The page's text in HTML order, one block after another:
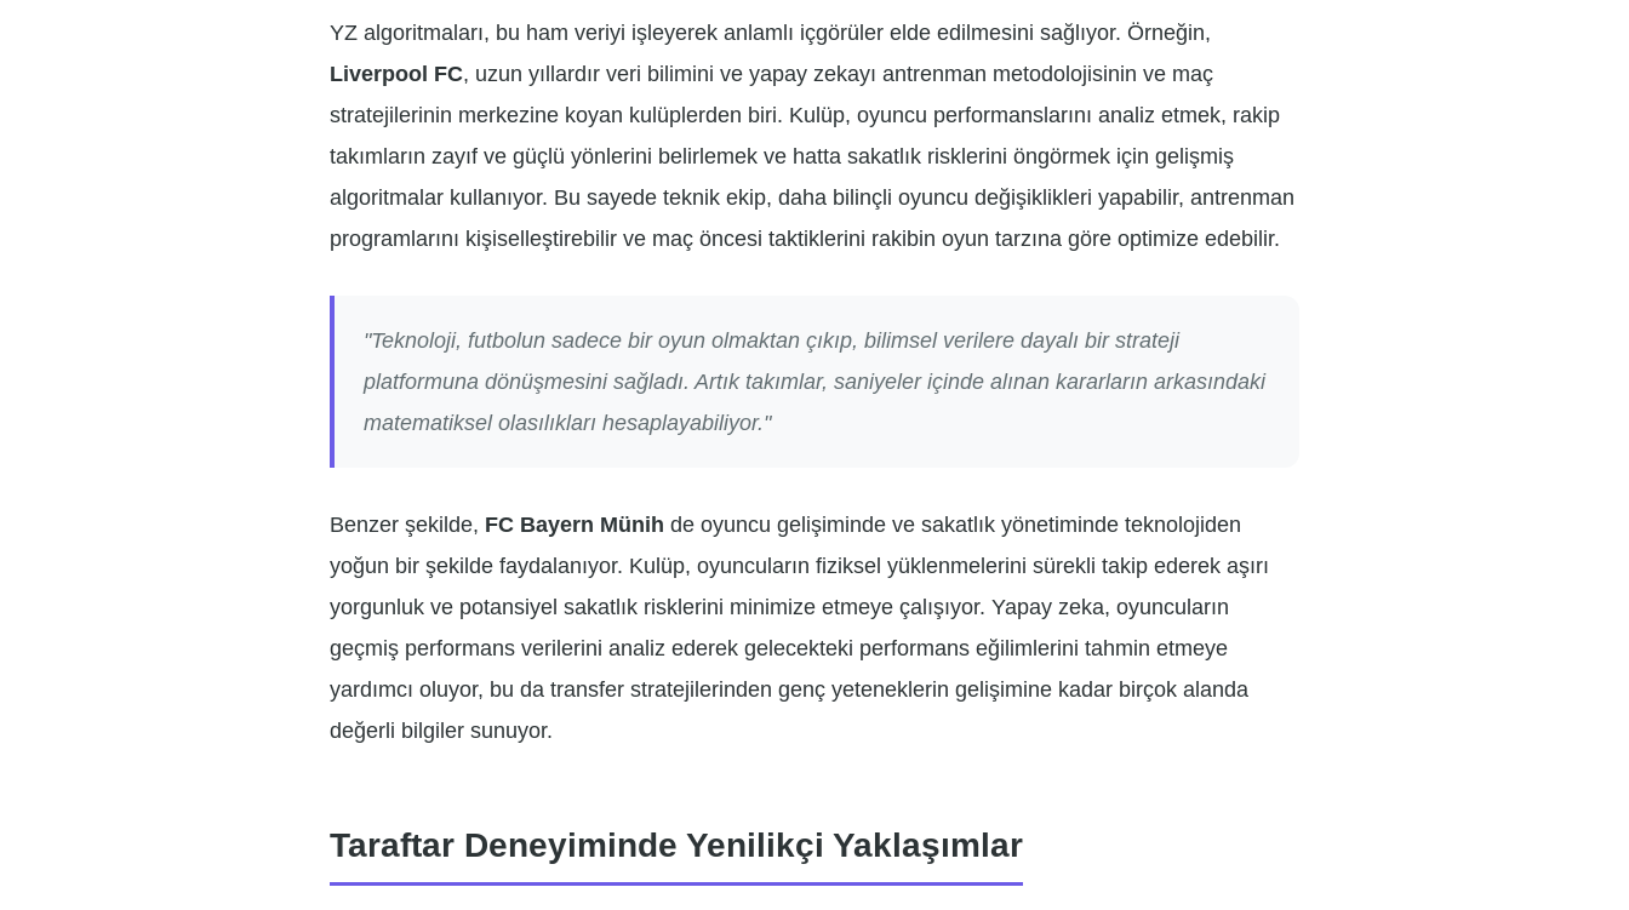
YZ algoritmaları, bu ham veriyi işleyerek anlamlı içgörüler elde edilmesini sağlıyor. Örneğin,
Liverpool FC, uzun yıllardır veri bilimini ve yapay zekayı antrenman metodolojisinin ve maç
stratejilerinin merkezine koyan kulüplerden biri. Kulüp, oyuncu performanslarını analiz etmek, rakip
takımların zayıf ve güçlü yönlerini belirlemek ve hatta sakatlık risklerini öngörmek için gelişmiş
algoritmalar kullanıyor. Bu sayede teknik ekip, daha bilinçli oyuncu değişiklikleri yapabilir, antrenman
programlarını kişiselleştirebilir ve maç öncesi taktiklerini rakibin oyun tarzına göre optimize edebilir.
"Teknoloji, futbolun sadece bir oyun olmaktan çıkıp, bilimsel verilere dayalı bir strateji
platformuna dönüşmesini sağladı. Artık takımlar, saniyeler içinde alınan kararların arkasındaki
matematiksel olasılıkları hesaplayabiliyor."
Benzer şekilde, FC Bayern Münih de oyuncu gelişiminde ve sakatlık yönetiminde teknolojiden
yoğun bir şekilde faydalanıyor. Kulüp, oyuncuların fiziksel yüklenmelerini sürekli takip ederek aşırı
yorgunluk ve potansiyel sakatlık risklerini minimize etmeye çalışıyor. Yapay zeka, oyuncuların
geçmiş performans verilerini analiz ederek gelecekteki performans eğilimlerini tahmin etmeye
yardımcı oluyor, bu da transfer stratejilerinden genç yeteneklerin gelişimine kadar birçok alanda
değerli bilgiler sunuyor.
Taraftar Deneyiminde Yenilikçi Yaklaşımlar